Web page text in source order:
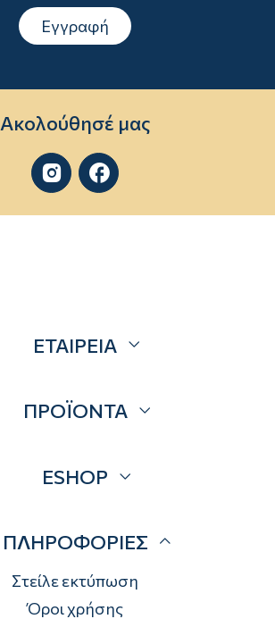
Εγγραφή
Ακολούθησέ μας
 
ΕΤΑΙΡΕΙΑ
Επικοινωνία
ΠΡΟΪΟΝΤΑ
Brands
ESHOP
Τρόποι αποστολής
Τρόποι πληρωμής
Επιστροφές
ΠΛΗΡΟΦΟΡΙΕΣ
Στείλε εκτύπωση
Όροι χρήσης